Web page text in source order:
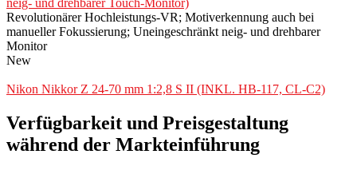
neig- und drehbarer Touch-Monitor)
Revolutionärer Hochleistungs-VR; Motiverkennung auch bei
manueller Fokussierung; Uneingeschränkt neig- und drehbarer
Monitor
New
Nikon Nikkor Z 24-70 mm 1:2,8 S II (INKL. HB-117, CL-C2)
Verfügbarkeit und Preisgestaltung
während der Markteinführung